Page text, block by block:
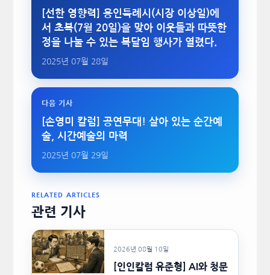
[선한 영향력] 용인특례시(시장 이상일)에
서 초복(7월 20일)을 맞아 이웃들과 따뜻한
정을 나눌 수 있는 복달임 행사가 열렸다.
2025년 07월 28일
다음 기사
[손영미 칼럼] 공연무대! 살아 있는 순간예
술, 시간예술의 마력
2025년 07월 29일
RELATED ARTICLES
관련 기사
2026년 08월 10일
[인인칼럼 유준형] AI와 청문